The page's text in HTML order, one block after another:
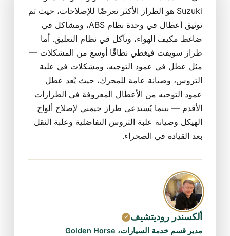
Suzuki هو الطراز الأكثر تعرضًا للإصلاحات، حيث تم
توثيق أعطال في وحدة نظام ABS، ومشاكل في
ضاغط مكيف الهواء، وتآكل في نظام التعليق. أما
طراز سويفت فيغطي نطاقًا أوسع من المشكلات —
مثل عطل في عمود التوجيه، ومشكلات في علبة
التروس، وصيانة عامة للمحرك، حيث يُعد عطل
عمود التوجيه من الأعطال المعروفة في الطرازات
الأقدم — بينما يُستدعى طراز جيمني لإصلاح ألواح
الهيكل وصيانة علبة التروس التفاضلية وعلبة النقل
بعد القيادة في الصحراء.
ألكسندر روديتشيف
مدير قسم خدمة السيارات، Golden Horse